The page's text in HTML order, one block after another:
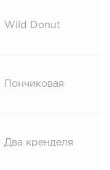
Wild Donut
Пончиковая
Два кренделя